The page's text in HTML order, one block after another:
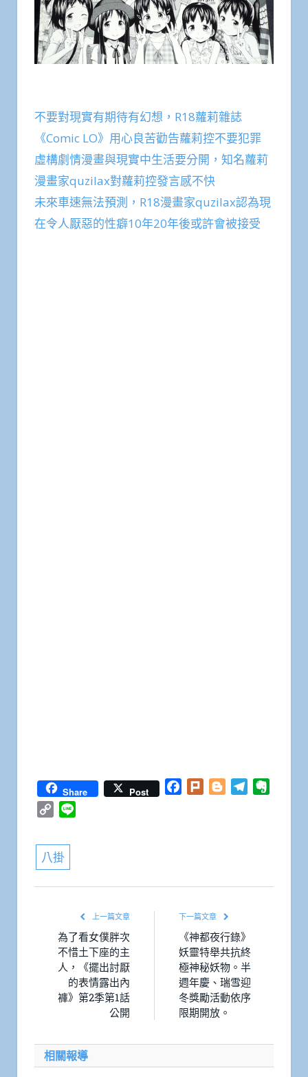
不要對現實有期待有幻想，R18蘿莉雜誌
《Comic LO》用心良苦勸告蘿莉控不要犯罪
虛構劇情漫畫與現實中生活要分開，知名蘿莉
漫畫家quzilax對蘿莉控發言感不快
未來車速無法預測，R18漫畫家quzilax認為現
在令人厭惡的性癖10年20年後或許會被接受
Share Post Facebook
Plurk BloggerTelegram
Copy
八掛
上一篇文章
為了看女僕胖次
不惜土下座的主
人，《擺出討厭
的表情露出內
褲》第2季第1話
公開
下一篇文章
《神都夜行錄》
妖靈特舉共抗終
極神秘妖物。半
週年慶、瑞雪迎
冬獎勵活動依序
限期開放。
相關報導